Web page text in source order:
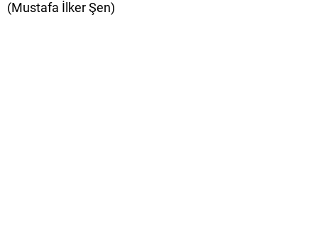
(Mustafa İlker Şen)